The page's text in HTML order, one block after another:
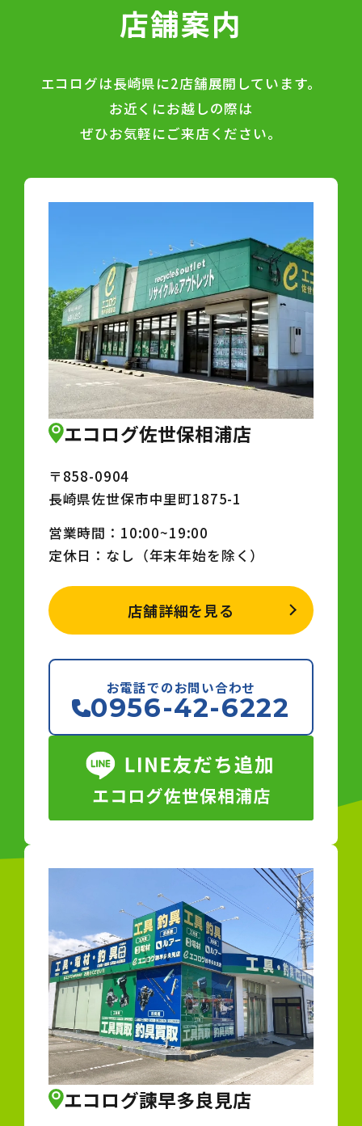
店舗案内
エコログは長崎県に2店舗展開しています。
お近くにお越しの際は
ぜひお気軽にご来店ください。
エコログ佐世保相浦店
〒858-0904
長崎県佐世保市中里町1875-1
営業時間：10:00~19:00
定休日：なし（年末年始を除く）
店舗詳細を見る
お電話でのお問い合わせ
0956-42-6222
エコログ諫早多良見店